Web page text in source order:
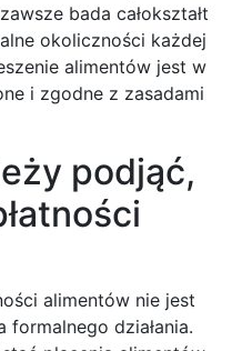
bada całokształt
okoliczności każdej
alimentów jest w
i zgodne z zasadami
podjąć,
alimentów nie jest
działania.